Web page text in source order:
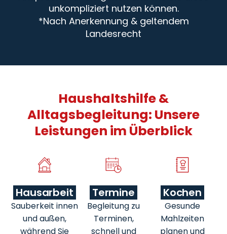
unkompliziert nutzen können.
*Nach Anerkennung & geltendem
Landesrecht
Haushaltshilfe &
Alltagsbegleitung: Unsere
Leistungen im Überblick
Hausarbeit
Sauberkeit innen
und außen,
während Sie
Termine
Begleitung zu
Terminen,
schnell und
Kochen
Gesunde
Mahlzeiten
planen und